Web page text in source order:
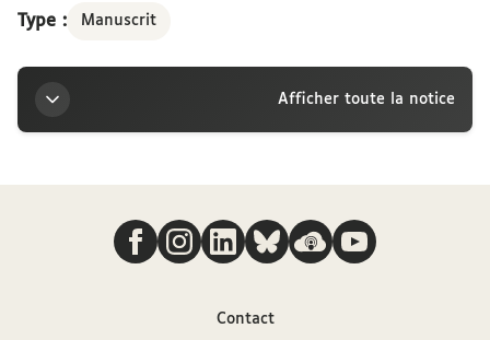
Type :
Manuscrit
Afficher toute la notice
Titre
Marie-Madeleine de Wignerod, duchesse d'Aiguillon,
à « Monsieur le mareschal »
Nous suivre
Contact